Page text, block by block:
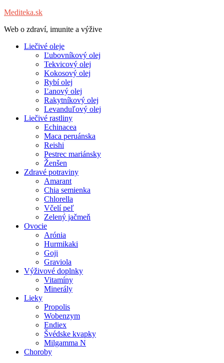
Mediteka.sk
Web o zdraví, imunite a výžive
Liečivé oleje
Ľubovníkový olej
Tekvicový olej
Kokosový olej
Rybí olej
Ľanový olej
Rakytníkový olej
Levanduľový olej
Liečivé rastliny
Echinacea
Maca peruánska
Reishi
Pestrec mariánsky
Ženšen
Zdravé potraviny
Amarant
Chia semienka
Chlorella
Včelí peľ
Zelený jačmeň
Ovocie
Arónia
Hurmikaki
Goji
Graviola
Výživové doplnky
Vitamíny
Minerály
Lieky
Propolis
Wobenzym
Endiex
Švédske kvapky
Milgamma N
Choroby